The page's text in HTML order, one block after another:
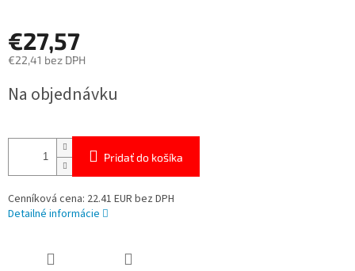
€27,57
€22,41 bez DPH
cena:
Na objednávku
Pridať do košíka
Cenníková cena: 22.41 EUR bez DPH
Detailné informácie